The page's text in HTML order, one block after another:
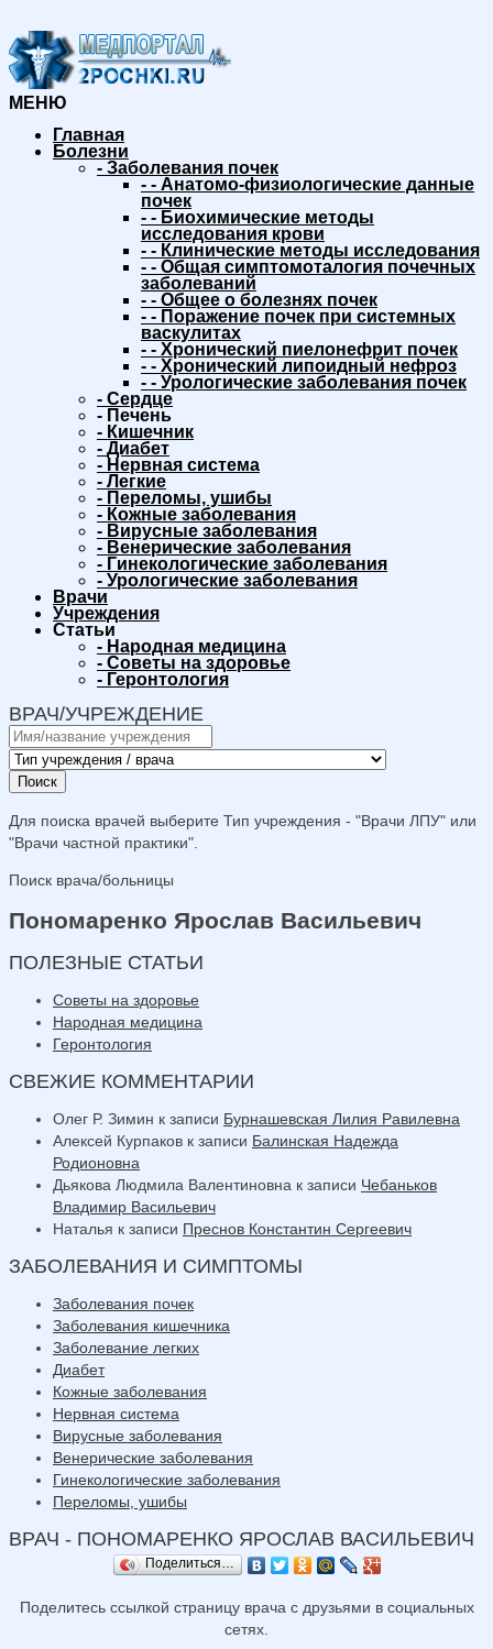
МЕНЮ
Главная
Болезни
- Заболевания почек
- - Анатомо-физиологические данные
почек
- - Биохимические методы
исследования крови
- - Клинические методы исследования
- - Общая симптомоталогия почечных
заболеваний
- - Общее о болезнях почек
- - Поражение почек при системных
васкулитах
- - Хронический пиелонефрит почек
- - Хронический липоидный нефроз
- - Урологические заболевания почек
- Сердце
- Печень
- Кишечник
- Диабет
- Нервная система
- Легкие
- Переломы, ушибы
- Кожные заболевания
- Вирусные заболевания
- Венерические заболевания
- Гинекологические заболевания
- Урологические заболевания
Врачи
Учреждения
Статьи
- Народная медицина
- Советы на здоровье
- Геронтология
ВРАЧ/УЧРЕЖДЕНИЕ
Поиск
Для поиска врачей выберите Тип учреждения - "Врачи ЛПУ" или
"Врачи частной практики".
Поиск врача/больницы
Пономаренко Ярослав Васильевич
ПОЛЕЗНЫЕ СТАТЬИ
Советы на здоровье
Народная медицина
Геронтология
СВЕЖИЕ КОММЕНТАРИИ
Олег Р. Зимин к записи Бурнашевская Лилия Равилевна
Алексей Курпаков к записи Балинская Надежда
Родионовна
Дьякова Людмила Валентиновна к записи Чебаньков
Владимир Васильевич
Наталья к записи Преснов Константин Сергеевич
ЗАБОЛЕВАНИЯ И СИМПТОМЫ
Заболевания почек
Заболевания кишечника
Заболевание легких
Диабет
Кожные заболевания
Нервная система
Вирусные заболевания
Венерические заболевания
Гинекологические заболевания
Переломы, ушибы
ВРАЧ - ПОНОМАРЕНКО ЯРОСЛАВ ВАСИЛЬЕВИЧ
Поделиться…
Поделитесь ссылкой страницу врача с друзьями в социальных
сетях.